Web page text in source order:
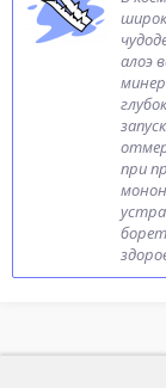
алоэ
при